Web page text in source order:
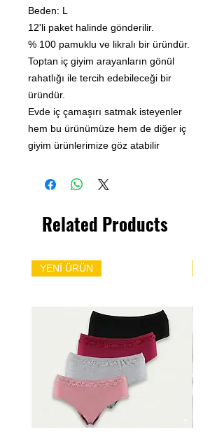
Beden: L
12'li paket halinde gönderilir.
% 100 pamuklu ve likralı bir üründür.
Toptan iç giyim arayanların gönül
rahatlığı ile tercih edebileceği bir
üründür.
Evde iç çamaşırı satmak isteyenler
hem bu ürünümüze hem de diğer iç
giyim ürünlerimize göz atabilir
Related Products
YENİ ÜRÜN